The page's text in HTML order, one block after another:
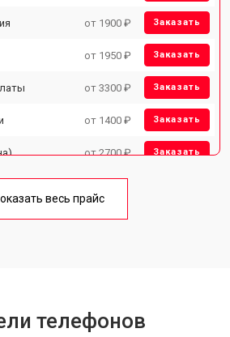
от 1900 ₽ Заказать
от 1950 ₽ Заказать
от 3300 ₽ Заказать
от 1400 ₽ Заказать
от 2700 ₽ Заказать
от 1750 ₽
весь прайс
телефонов